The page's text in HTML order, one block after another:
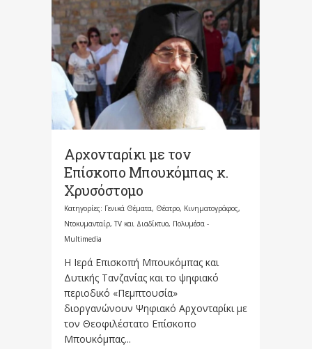
Αρχονταρίκι με τον
Επίσκοπο Μπουκόμπας κ.
Χρυσόστομο
Κατηγορίες: Γενικά Θέματα, Θέατρο, Κινηματογράφος,
Ντοκυμανταίρ, TV και Διαδίκτυο, Πολυμέσα -
Multimedia
Η Ιερά Επισκοπή Μπουκόμπας και
Δυτικής Τανζανίας και το ψηφιακό
περιοδικό «Πεμπτουσία»
διοργανώνουν Ψηφιακό Αρχονταρίκι με
τον Θεοφιλέστατο Επίσκοπο
Μπουκόμπας...